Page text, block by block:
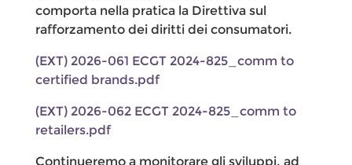
comporta nella pratica la Direttiva sul
rafforzamento dei diritti dei consumatori.
(EXT) 2026-061 ECGT 2024-825_comm to
certified brands.pdf
(EXT) 2026-062 ECGT 2024-825_comm to
retailers.pdf
Continueremo a monitorare gli sviluppi, ad